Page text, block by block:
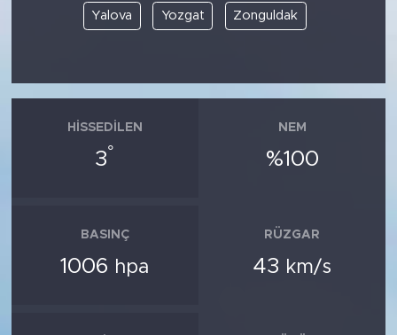
Yalova Yozgat Zonguldak
HISSEDILEN
3°
NEM
%100
BASINÇ
1006 hpa
RÜZGAR
43 km/s